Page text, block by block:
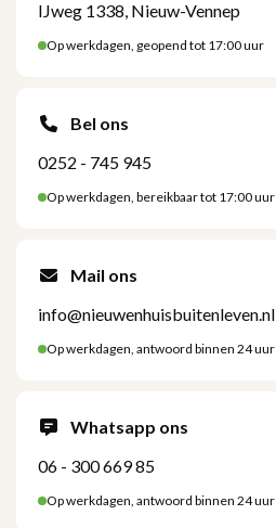
IJweg 1338, Nieuw-Vennep
Op werkdagen, geopend tot 17:00 uur
Bel ons
0252 - 745 945
Op werkdagen, bereikbaar tot 17:00 uur
Mail ons
info@nieuwenhuisbuitenleven.nl
Op werkdagen, antwoord binnen 24 uur
Whatsapp ons
06 - 300 669 85
Op werkdagen, antwoord binnen 24 uur